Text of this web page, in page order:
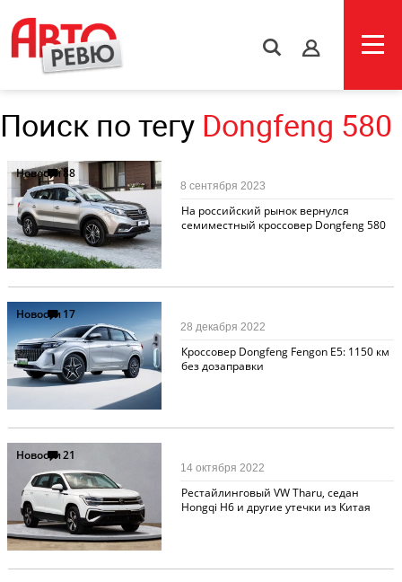
s
Поиск по тегу Dongfeng 580
Новости88
На российский рынок вернулся
семиместный кроссовер Dongfeng 580
8 сентября 2023
Новости 17
Кроссовер Dongfeng Fengon E5: 1150 км
без дозаправки
28 декабря 2022
Новости21
Рестайлинговый VW Tharu, седан
Hongqi H6 и другие утечки из Китая
14 октября 2022